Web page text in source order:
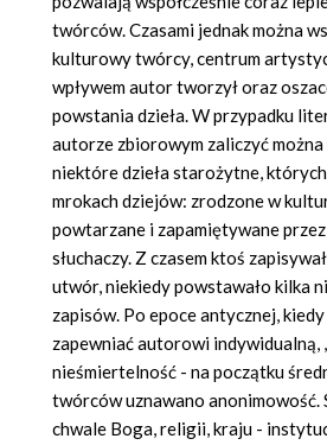
twórców. Czasami jednak można
kulturowy twórcy, centrum
wpływem autor tworzył oraz
powstania dzieła. W przypadku
autorze zbiorowym zaliczyć
niektóre dzieła starożytne,
mrokach dziejów: zrodzone w
powtarzane i zapamiętywane
słuchaczy. Z czasem ktoś
utwór, niekiedy powstawało kilka
zapisów. Po epoce antycznej,
zapewniać autorowi indywidualną,
nieśmiertelność - na początku
twórców uznawano anonimowość.
chwale Boga, religii, kraju -